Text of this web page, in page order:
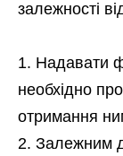
залежності
Надавати
необхідно
отримання
Залежним